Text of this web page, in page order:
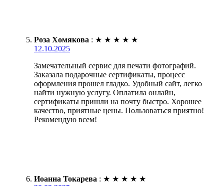
Роза Хомякова : ★ ★ ★ ★ ★
12.10.2025
Замечательный сервис для печати фотографий.
Заказала подарочные сертификаты, процесс
оформления прошел гладко. Удобный сайт, легко
найти нужную услугу. Оплатила онлайн,
сертификаты пришли на почту быстро. Хорошее
качество, приятные цены. Пользоваться приятно!
Рекомендую всем!
Иоанна Токарева : ★ ★ ★ ★ ★